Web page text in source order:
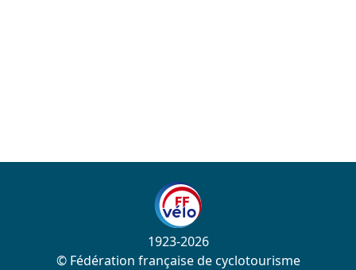
1923-2026
© Fédération française de cyclotourisme